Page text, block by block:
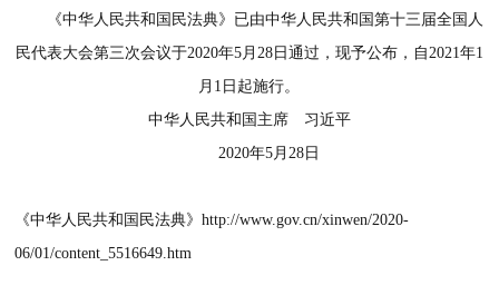
《中华人民共和国民法典》已由中华人民共和国第十三届全国人
民代表大会第三次会议于2020年5月28日通过，现予公布，自2021年1
月1日起施行。
中华人民共和国主席 习近平
2020年5月28日
《中华人民共和国民法典》http://www.gov.cn/xinwen/2020-
06/01/content_5516649.htm